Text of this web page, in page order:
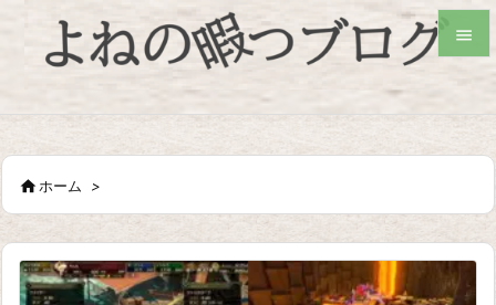

ホーム >